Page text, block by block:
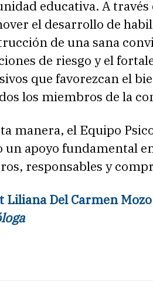
educativa. A través
el desarrollo de
de una sana
de riesgo y el
que favorezcan el
los miembros de la
manera, el Equipo
un apoyo fundamental
responsables y
Del Carmen